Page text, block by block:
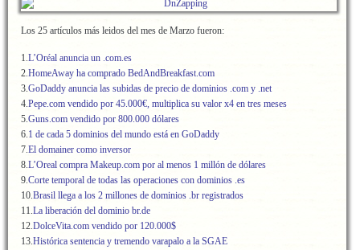
Los 25 artículos más leidos del mes de Marzo fueron:
1.L’Oréal anuncia un .com.es
2.HomeAway ha comprado BedAndBreakfast.com
3.GoDaddy anuncia las subidas de precio de dominios .com y .net
4.Pepe.com vendido por 45.000€, multiplica su valor x4 en tres meses
5.Guns.com vendido por 800.000 dólares
6.1 de cada 5 dominios del mundo está en GoDaddy
7.El domainer como inversor
8.L’Oreal compra Makeup.com por al menos 1 millón de dólares
9.Corte temporal de todas las operaciones con dominios .es
10.Brasil llega a los 2 millones de dominios .br registrados
11.La liberación del dominio br.de
12.DolceVita.com vendido por 120.000$
13.Histórica sentencia y tremendo varapalo a la SGAE